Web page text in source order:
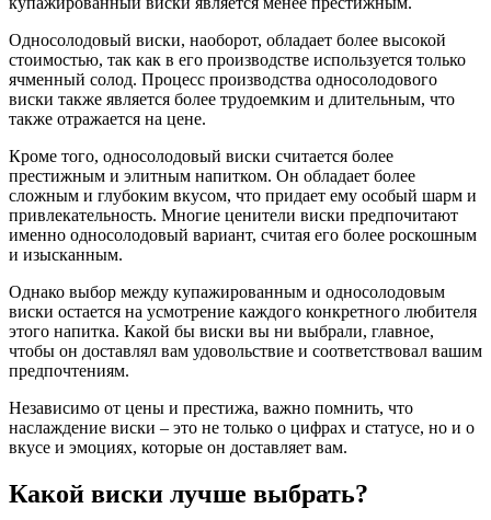
Односолодовый виски, наоборот, обладает более высокой
стоимостью, так как в его производстве используется только
ячменный солод. Процесс производства односолодового
виски также является более трудоемким и длительным, что
также отражается на цене.
Кроме того, односолодовый виски считается более
престижным и элитным напитком. Он обладает более
сложным и глубоким вкусом, что придает ему особый шарм и
привлекательность. Многие ценители виски предпочитают
именно односолодовый вариант, считая его более роскошным
и изысканным.
Однако выбор между купажированным и односолодовым
виски остается на усмотрение каждого конкретного любителя
этого напитка. Какой бы виски вы ни выбрали, главное,
чтобы он доставлял вам удовольствие и соответствовал вашим
предпочтениям.
Независимо от цены и престижа, важно помнить, что
наслаждение виски – это не только о цифрах и статусе, но и о
вкусе и эмоциях, которые он доставляет вам.
Какой виски лучше выбрать?